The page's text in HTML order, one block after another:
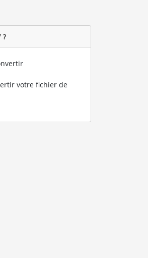
?
votre fichier de